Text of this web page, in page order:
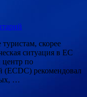
скорее
ситуация в ЕС
центр по
(ECDC) рекомендовал
…